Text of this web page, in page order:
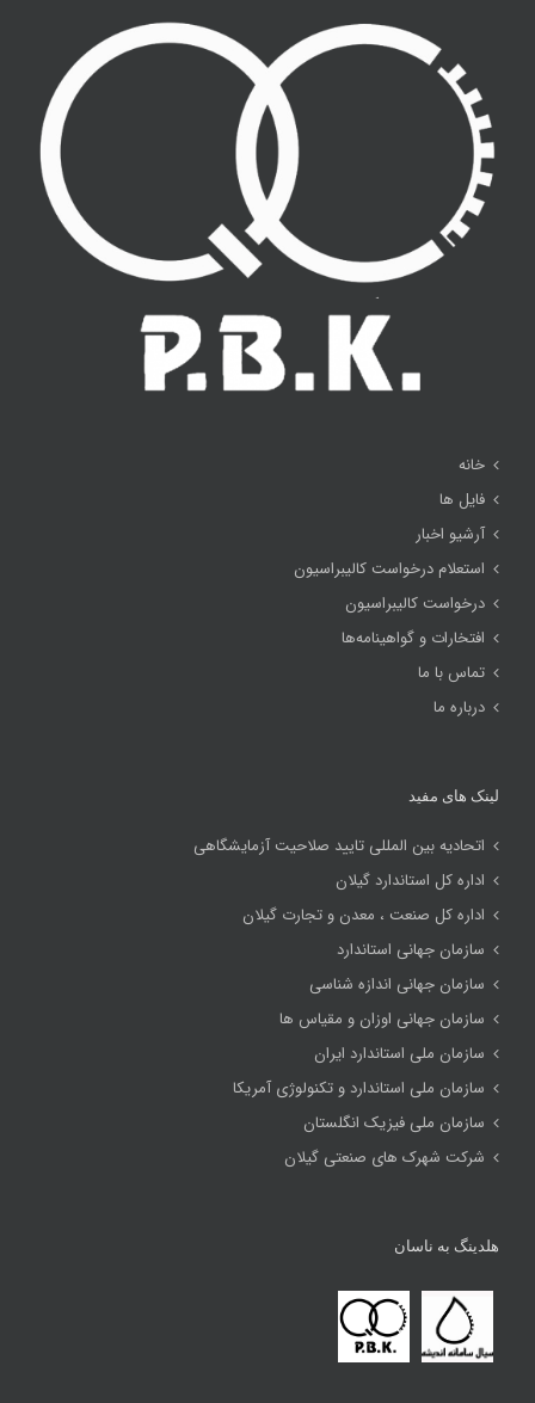
خانه
فایل ها
آرشیو اخبار
استعلام درخواست کالیبراسیون
درخواست کالیبراسیون
افتخارات و گواهینامه‌ها
تماس با ما
درباره ما
لینک های مفید
اتحادیه بین المللی تایید صلاحیت آزمایشگاهی
اداره کل استاندارد گیلان
اداره کل صنعت ، معدن و تجارت گیلان
سازمان جهانی استاندارد
سازمان جهانی اندازه شناسی
سازمان جهانی اوزان و مقیاس ها
سازمان ملی استاندارد ایران
سازمان ملی استاندارد و تکنولوژی آمریکا
سازمان ملی فیزیک انگلستان
شرکت شهرک های صنعتی گیلان
هلدینگ به ناسان